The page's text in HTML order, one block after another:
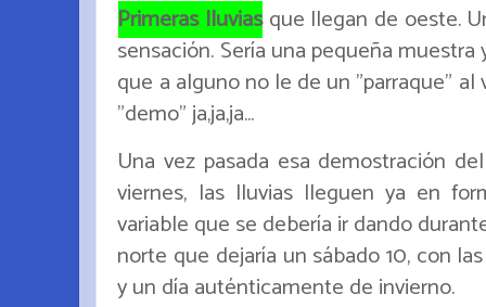
Primeras lluviasque llegan de oeste.
sensación. Sería una pequeña
que a alguno no le de un "parraque" al
"demo" ja,ja,ja...
Una vez pasada esa demostración
viernes, las lluvias lleguen ya en
variable que se debería ir dando
norte que dejaría un sábado 10, con
y un día auténticamente de invierno.